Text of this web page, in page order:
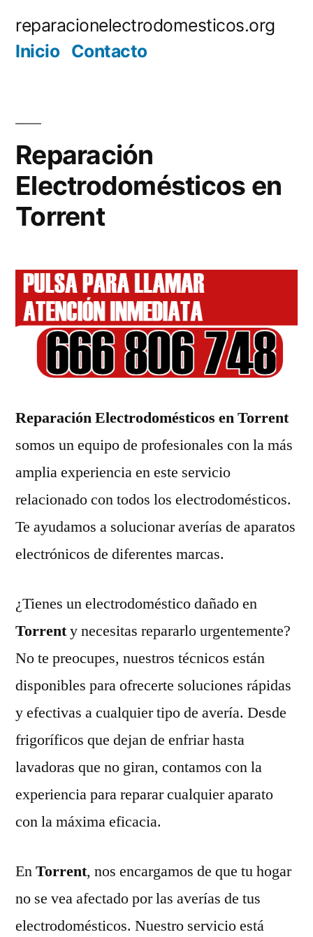
reparacionelectrodomesticos.org
Inicio Contacto
Reparación
Electrodomésticos en
Torrent
Reparación Electrodomésticos en Torrent
somos un equipo de profesionales con la más
amplia experiencia en este servicio
relacionado con todos los electrodomésticos.
Te ayudamos a solucionar averías de aparatos
electrónicos de diferentes marcas.
¿Tienes un electrodoméstico dañado en
Torrenty necesitas repararlo urgentemente?
No te preocupes, nuestros técnicos están
disponibles para ofrecerte soluciones rápidas
y efectivas a cualquier tipo de avería. Desde
frigoríficos que dejan de enfriar hasta
lavadoras que no giran, contamos con la
experiencia para reparar cualquier aparato
con la máxima eficacia.
EnTorrent, nos encargamos de que tu hogar
no se vea afectado por las averías de tus
electrodomésticos. Nuestro servicio está